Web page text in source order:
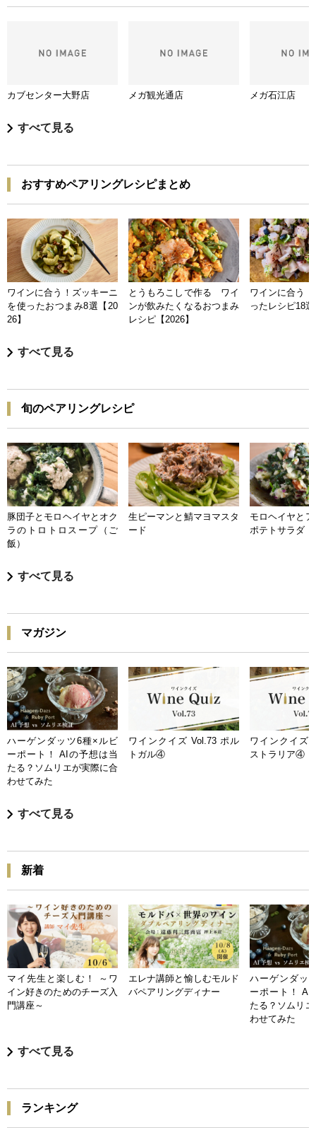
カブセンター大野店 メガ観光通店 メガ石江店
すべて見る
おすすめペアリングレシピまとめ
ワインに合う！ズッキーニ
を使ったおつまみ8選【20
26】
とうもろこしで作る ワイ
ンが飲みたくなるおつまみ
レシピ【2026】
ワインに合う
ったレシピ18
すべて見る
旬のペアリングレシピ
豚団子とモロヘイヤとオク
ラのトロトロスープ（ご
飯）
生ピーマンと鯖マヨマスタ
ード
モロヘイヤと
ポテトサラダ
すべて見る
マガジン
ハーゲンダッツ6種×ルビ
ーポート！ AIの予想は当
たる？ソムリエが実際に合
わせてみた
ワインクイズ Vol.73 ポル
トガル④
ワインクイズ
ストラリア④
すべて見る
新着
マイ先生と楽しむ！ ～ワ
イン好きのためのチーズ入
門講座～
エレナ講師と愉しむモルド
バペアリングディナー
ハーゲンダッ
ーポート！ AI
たる？ソムリ
わせてみた
すべて見る
ランキング